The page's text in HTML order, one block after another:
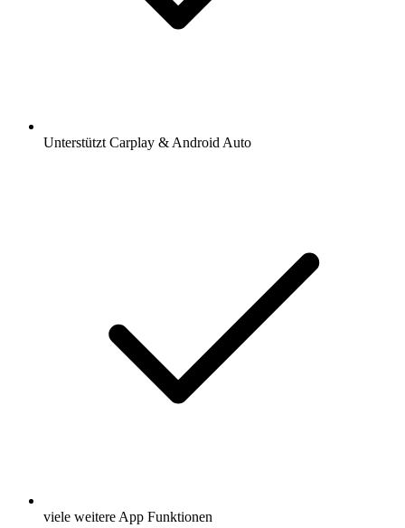
Unterstützt Carplay & Android Auto
viele weitere App Funktionen